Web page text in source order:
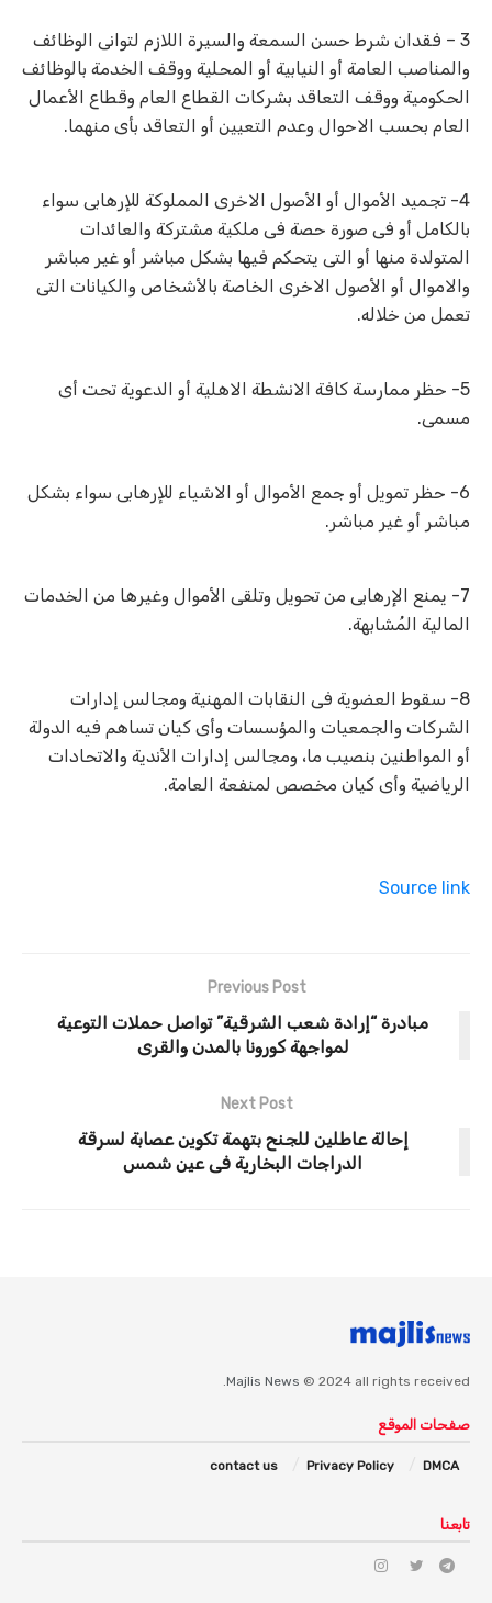
3 – فقدان شرط حسن السمعة والسيرة اللازم لتوانى الوظائف
والمناصب العامة أو النيابية أو المحلية ووقف الخدمة بالوظائف
الحكومية ووقف التعاقد بشركات القطاع العام وقطاع الأعمال
العام بحسب الاحوال وعدم التعيين أو التعاقد بأى منهما.
4- تجميد الأموال أو الأصول الاخرى المملوكة للإرهابى سواء
بالكامل أو فى صورة حصة فى ملكية مشتركة والعائدات
المتولدة منها أو التى يتحكم فيها بشكل مباشر أو غير مباشر
والاموال أو الأصول الاخرى الخاصة بالأشخاص والكيانات التى
تعمل من خلاله.
5- حظر ممارسة كافة الانشطة الاهلية أو الدعوية تحت أى
مسمى.
6- حظر تمويل أو جمع الأموال أو الاشياء للإرهابى سواء بشكل
مباشر أو غير مباشر.
7- يمنع الإرهابى من تحويل وتلقى الأموال وغيرها من الخدمات
المالية المُشابهة.
8- سقوط العضوية فى النقابات المهنية ومجالس إدارات
الشركات والجمعيات والمؤسسات وأى كيان تساهم فيه الدولة
أو المواطنين بنصيب ما، ومجالس إدارات الأندية والاتحادات
الرياضية وأى كيان مخصص لمنفعة العامة.
Source link
Previous Post
مبادرة “إرادة شعب الشرقية” تواصل حملات التوعية
لمواجهة كورونا بالمدن والقرى
Next Post
إحالة عاطلين للجنح بتهمة تكوين عصابة لسرقة
الدراجات البخارية فى عين شمس
Majlis News © 2024 all rights received.
صفحات الموقع
DMCA
Privacy Policy
contact us
تابعنا